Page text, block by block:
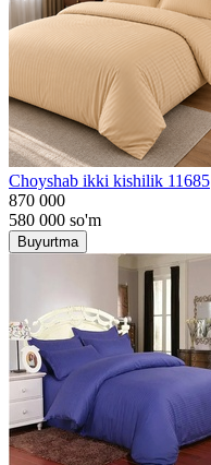
Choyshab ikki kishilik 11685
870 000
580 000 so'm
Buyurtma